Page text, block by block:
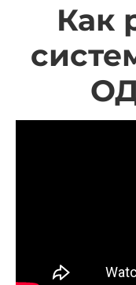
Как